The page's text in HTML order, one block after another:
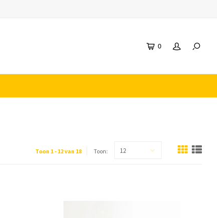
0
Toon 1 - 12 van 18 Toon: 12